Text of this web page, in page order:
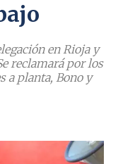
en Rioja y
reclamará por los
a planta, Bono y